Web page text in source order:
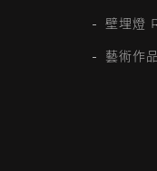
壁埋燈
藝術作